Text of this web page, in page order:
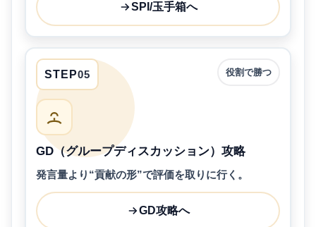
SPI/玉手箱へ
STEP05 役割で勝つ
GD（グループディスカッション）攻略
発言量より“貢献の形”で評価を取りに行く。
GD攻略へ